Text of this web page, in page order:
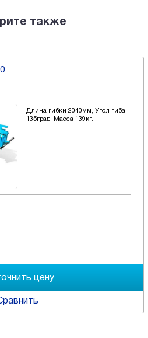
также
Длина гибки 2040мм, Угол гиба
135град. Масса 139кг.